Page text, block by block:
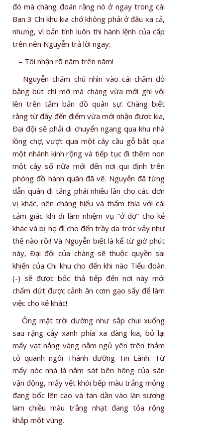
đó mà chàng đoán rằng nó ở ngay trong cái
Ban 3 Chi khu kia chớ không phải ở đâu xa cả,
nhưng, vì bản tính luôn thi hành lệnh của cấp
trên nên Nguyễn trả lời ngay:
– Tôi nhận rõ năm trên năm!
Nguyễn chăm chú nhìn vào cái chấm đỏ
bằng bút chì mỡ mà chàng vừa mới ghi vội
lên trên tấm bản đồ quân sự. Chàng biết
rằng từ đây đến điểm vừa mới nhận được kia,
Ðại đội sẽ phải di chuyển ngang qua khu nhà
lồng chợ, vượt qua một cây cầu gỗ bắt qua
một nhánh kinh rộng và tiếp tục đi thêm non
một cây số nữa mới đến nơi qui định trên
phóng đồ hành quân đã vẽ. Nguyễn đã từng
dẫn quân đi tăng phái nhiều lần cho các đơn
vị khác, nên chàng hiểu và thấm thía với cái
cảm giác khi đi làm nhiệm vụ “ở đợ” cho kẻ
khác và bị họ đì cho đến trầy da tróc vảy như
thế nào rồi! Và Nguyễn biết là kể từ giờ phút
này, Ðại đội của chàng sẽ thuộc quyền sai
khiến của Chi khu cho đến khi nào Tiểu đoàn
(-) sẽ được bốc thả tiếp đến nơi này mới
chấm dứt được cảnh ăn cơm gạo sấy để làm
việc cho kẻ khác!
Ông mặt trời dường như sắp chui xuống
sau rặng cây xanh phía xa đàng kia, bỏ lại
mấy vạt nắng vàng nằm ngủ yên trên thảm
cỏ quanh ngôi Thánh đường Tin Lành. Từ
mấy nóc nhà lá nằm sát bên hông của sân
vận động, mấy vệt khói bếp màu trắng mỏng
đang bốc lên cao và tan dần vào làn sương
lam chiều màu trắng nhạt đang tỏa rộng
khắp một vùng.